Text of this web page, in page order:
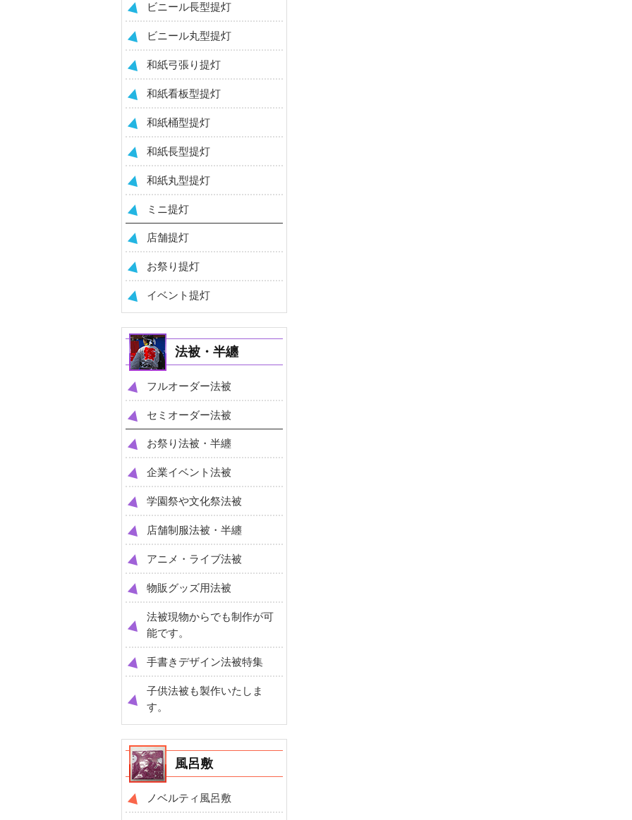
ビニール長型提灯
ビニール丸型提灯
和紙弓張り提灯
和紙看板型提灯
和紙桶型提灯
和紙長型提灯
和紙丸型提灯
ミニ提灯
店舗提灯
お祭り提灯
イベント提灯
法被・半纏
フルオーダー法被
セミオーダー法被
お祭り法被・半纏
企業イベント法被
学園祭や文化祭法被
店舗制服法被・半纏
アニメ・ライブ法被
物販グッズ用法被
法被現物からでも制作が可
能です。
手書きデザイン法被特集
子供法被も製作いたしま
す。
風呂敷
ノベルティ風呂敷